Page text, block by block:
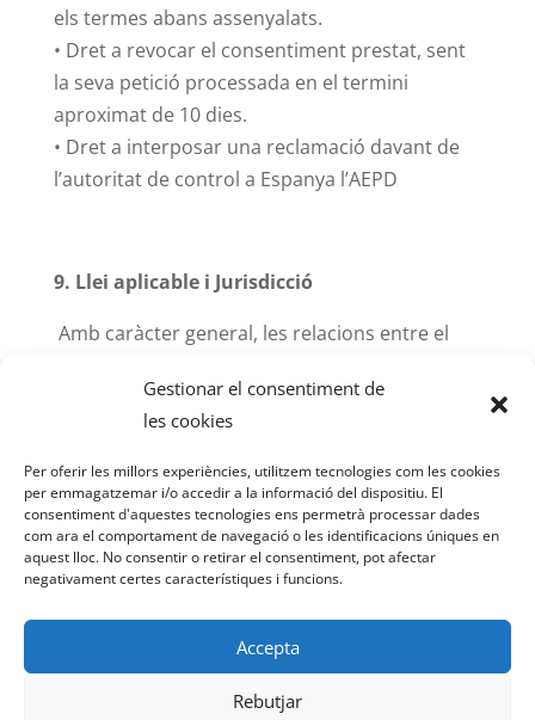
Gestionar el consentiment de
les cookies
Per oferir les millors experiències, utilitzem tecnologies com les cookies
per emmagatzemar i/o accedir a la informació del dispositiu. El
consentiment d'aquestes tecnologies ens permetrà processar dades
com ara el comportament de navegació o les identificacions úniques en
aquest lloc. No consentir o retirar el consentiment, pot afectar
negativament certes característiques i funcions.
Accepta
Rebutjar
els termes abans assenyalats.
• Dret a revocar el consentiment prestat, sent
la seva petició processada en el termini
aproximat de 10 dies.
• Dret a interposar una reclamació davant de
l’autoritat de control a Espanya l’AEPD
9. Llei aplicable i Jurisdicció
Amb caràcter general, les relacions entre el
sotmeses a la legislació i jurisdicció espanyola.
Qualsevol conflicte derivat o relacionat amb
l’ús d’aquest lloc web se sotmetran als Jutjats i
Tribunals de la ciutat més propera al domicili
social del titular d’aquest lloc web.
Política de Privacitat